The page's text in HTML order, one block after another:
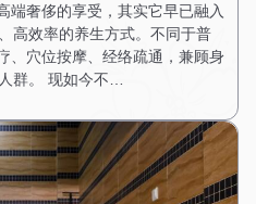
端奢侈的享受，其实它早已融入
高效率的养生方式。不同于普
、穴位按摩、经络疏通，兼顾身
群。 现如今不…